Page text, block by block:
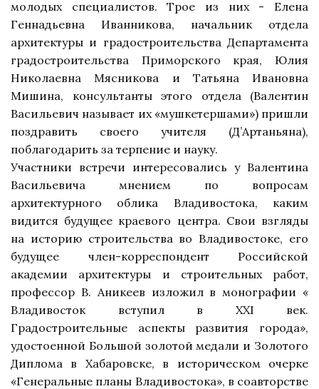
молодых специалистов. Трое из них - Елена
Геннадьевна Иванникова, начальник отдела
архитектуры и градостроительства Департамента
градостроительства Приморского края, Юлия
Николаевна Мясникова и Татьяна Ивановна
Мишина, консультанты этого отдела (Валентин
Васильевич называет их «мушкетершами») пришли
поздравить своего учителя (Д’Артаньяна),
поблагодарить за терпение и науку.
Участники встречи интересовались у Валентина
Васильевича мнением по вопросам
архитектурного облика Владивостока, каким
видится будущее краевого центра. Свои взгляды
на историю строительства во Владивостоке, его
будущее член-корреспондент Российской
академии архитектуры и строительных работ,
профессор В. Аникеев изложил в монографии «
Владивосток вступил в ХХI век.
Градостроительные аспекты развития города»,
удостоенной Большой золотой медали и Золотого
Диплома в Хабаровске, в историческом очерке
«Генеральные планы Владивостока», в соавторстве